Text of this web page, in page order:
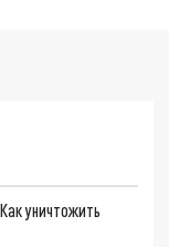
уничтожить